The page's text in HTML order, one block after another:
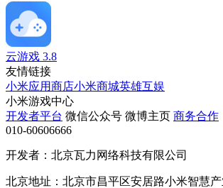
云游戏 3.8
友情链接
小米应用商店小米商城英雄互娱
小米游戏中心
开发者平台 微信公众号 微博主页 商务合作
010-60606666
开发者：北京瓦力网络科技有限公司
北京地址：北京市昌平区安居路小米智慧产